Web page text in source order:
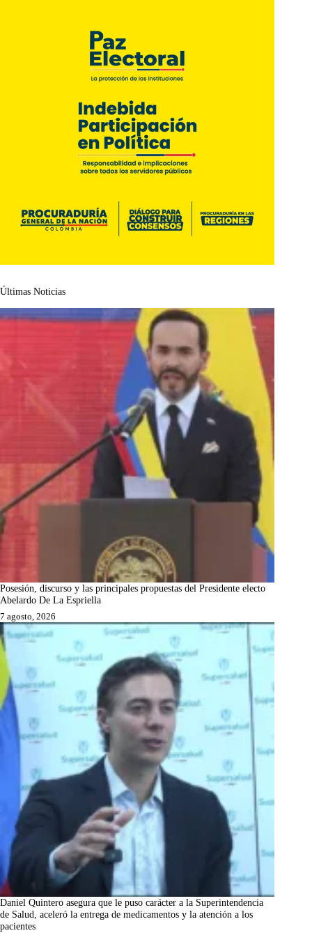
Últimas Noticias
Posesión, discurso y las principales propuestas del Presidente electo
Abelardo De La Espriella
7 agosto, 2026
Daniel Quintero asegura que le puso carácter a la Superintendencia
de Salud, aceleró la entrega de medicamentos y la atención a los
pacientes